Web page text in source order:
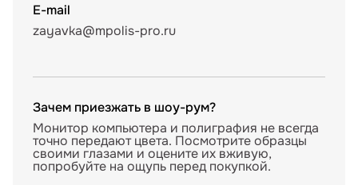
E-mail
zayavka@mpolis-pro.ru
Зачем приезжать в шоу-рум?
Монитор компьютера и полиграфия не всегда
точно передают цвета. Посмотрите образцы
своими глазами и оцените их вживую,
попробуйте на ощупь перед покупкой.